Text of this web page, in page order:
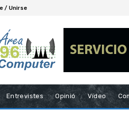
/ Unirse
Entrevistes Opinió Vídeo